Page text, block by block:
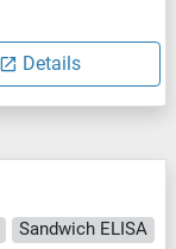
Details
Sandwich ELISA